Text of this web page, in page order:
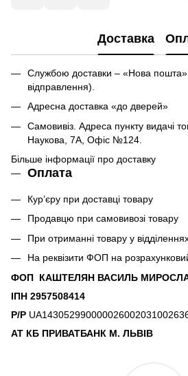
Доставка
Службою доставки – «Нова пошта»
відправлення).
Адресна доставка «до дверей»
Самовивіз. Адреса пункту видачі
Наукова, 7А, Офіс №124.
Більше інформації про доставку
Оплата
Кур’єру при доставці товару
Продавцю при самовивозі товару
При отриманні товару у
На реквізити ФОП на
ФОП КАШТЕЛЯН ВАСИЛЬ
ІПН 2957508414
Р/Р
АТ КБ ПРИВАТБАНК М. ЛЬВІВ